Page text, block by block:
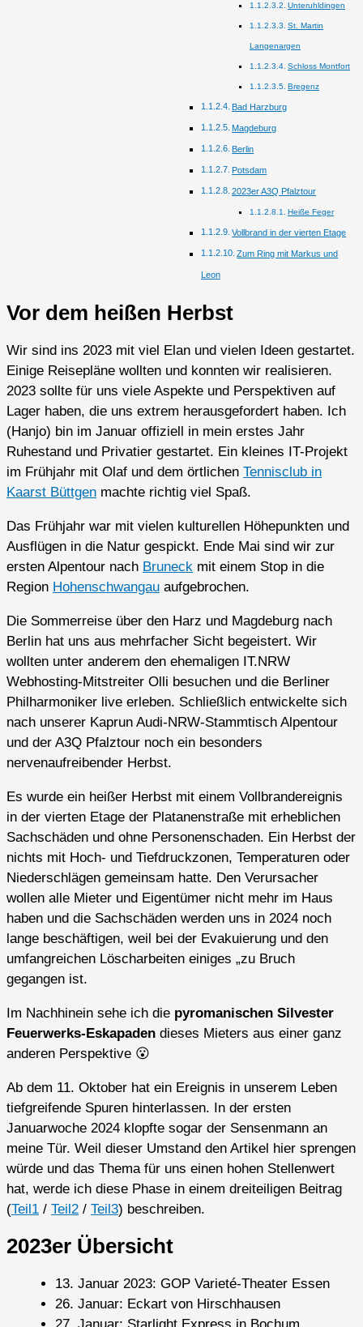
Unteruhldingen
St. Martin
Langenargen
Schloss Montfort
Bregenz
Bad Harzburg
Magdeburg
Berlin
Potsdam
2023er A3Q Pfalztour
Heiße Feger
Vollbrand in der vierten Etage
Zum Ring mit Markus und
Leon
Vor dem heißen Herbst
Wir sind ins 2023 mit viel Elan und vielen Ideen gestartet.
Einige Reisepläne wollten und konnten wir realisieren.
2023 sollte für uns viele Aspekte und Perspektiven auf
Lager haben, die uns extrem herausgefordert haben. Ich
(Hanjo) bin im Januar offiziell in mein erstes Jahr
Ruhestand und Privatier gestartet. Ein kleines IT-Projekt
im Frühjahr mit Olaf und dem örtlichen Tennisclub in
Kaarst Büttgen machte richtig viel Spaß.
Das Frühjahr war mit vielen kulturellen Höhepunkten und
Ausflügen in die Natur gespickt. Ende Mai sind wir zur
ersten Alpentour nach Bruneck mit einem Stop in die
Region Hohenschwangau aufgebrochen.
Die Sommerreise über den Harz und Magdeburg nach
Berlin hat uns aus mehrfacher Sicht begeistert. Wir
wollten unter anderem den ehemaligen IT.NRW
Webhosting-Mitstreiter Olli besuchen und die Berliner
Philharmoniker live erleben. Schließlich entwickelte sich
nach unserer Kaprun Audi-NRW-Stammtisch Alpentour
und der A3Q Pfalztour noch ein besonders
nervenaufreibender Herbst.
Es wurde ein heißer Herbst mit einem Vollbrandereignis
in der vierten Etage der Platanenstraße mit erheblichen
Sachschäden und ohne Personenschaden. Ein Herbst der
nichts mit Hoch- und Tiefdruckzonen, Temperaturen oder
Niederschlägen gemeinsam hatte. Den Verursacher
wollen alle Mieter und Eigentümer nicht mehr im Haus
haben und die Sachschäden werden uns in 2024 noch
lange beschäftigen, weil bei der Evakuierung und den
umfangreichen Löscharbeiten einiges „zu Bruch
gegangen ist.
Im Nachhinein sehe ich die pyromanischen Silvester
Feuerwerks-Eskapaden dieses Mieters aus einer ganz
anderen Perspektive 😮
Ab dem 11. Oktober hat ein Ereignis in unserem Leben
tiefgreifende Spuren hinterlassen. In der ersten
Januarwoche 2024 klopfte sogar der Sensenmann an
meine Tür. Weil dieser Umstand den Artikel hier sprengen
würde und das Thema für uns einen hohen Stellenwert
hat, werde ich diese Phase in einem dreiteiligen Beitrag
(Teil1 / Teil2 / Teil3) beschreiben.
2023er Übersicht
13. Januar 2023: GOP Varieté-Theater Essen
26. Januar: Eckart von Hirschhausen